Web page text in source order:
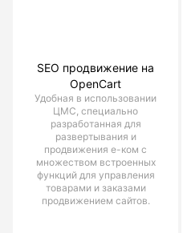
SEO продвижение на
OpenCart
Удобная в использовании
ЦМС, специально
разработанная для
развертывания и
продвижения е-ком с
множеством встроенных
функций для управления
товарами и заказами
продвижением сайтов.